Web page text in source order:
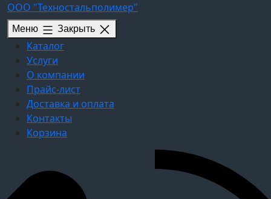
Перейти
содержимому
ООО "Техностальполимер"
Меню Закрыть
Каталог
Услуги
О компании
Прайс-лист
Доставка и оплата
Контакты
Корзина